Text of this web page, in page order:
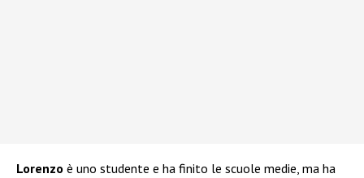
Lorenzo è uno studente e ha finito le scuole medie, ma ha